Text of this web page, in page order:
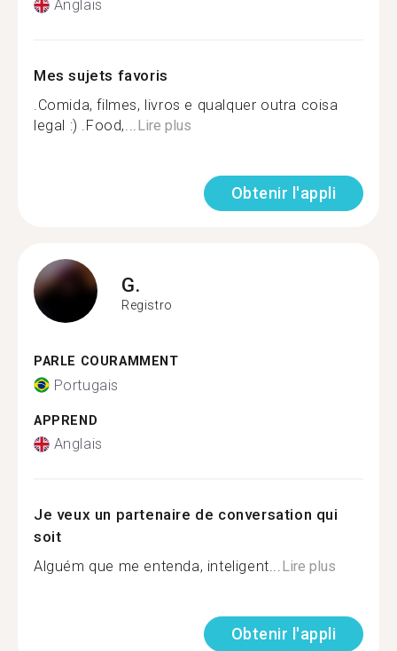
Anglais
Mes sujets favoris
.Comida, filmes, livros e qualquer outra coisa
legal :) .Food,...Lire plus
Obtenir l'appli
G.
Registro
PARLE COURAMMENT
Portugais
APPREND
Anglais
Je veux un partenaire de conversation qui
soit
Alguém que me entenda, inteligent...Lire plus
Obtenir l'appli